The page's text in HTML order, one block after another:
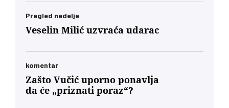
Pregled nedelje
Veselin Milić uzvraća udarac
komentar
Zašto Vučić uporno ponavlja
da će „priznati poraz“?